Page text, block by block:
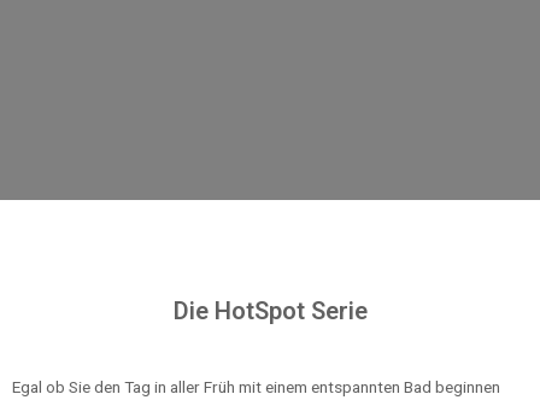
Die HotSpot Serie
Egal ob Sie den Tag in aller Früh mit einem entspannten Bad beginnen